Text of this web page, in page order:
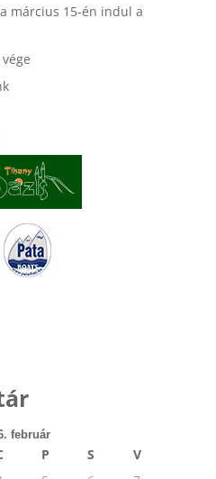
március 15-én indul a
február
P S
V